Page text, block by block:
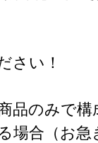
さい！
のみで構
合（お急